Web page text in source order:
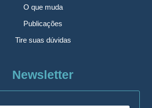
O que muda
Publicações
Tire suas dúvidas
Newsletter